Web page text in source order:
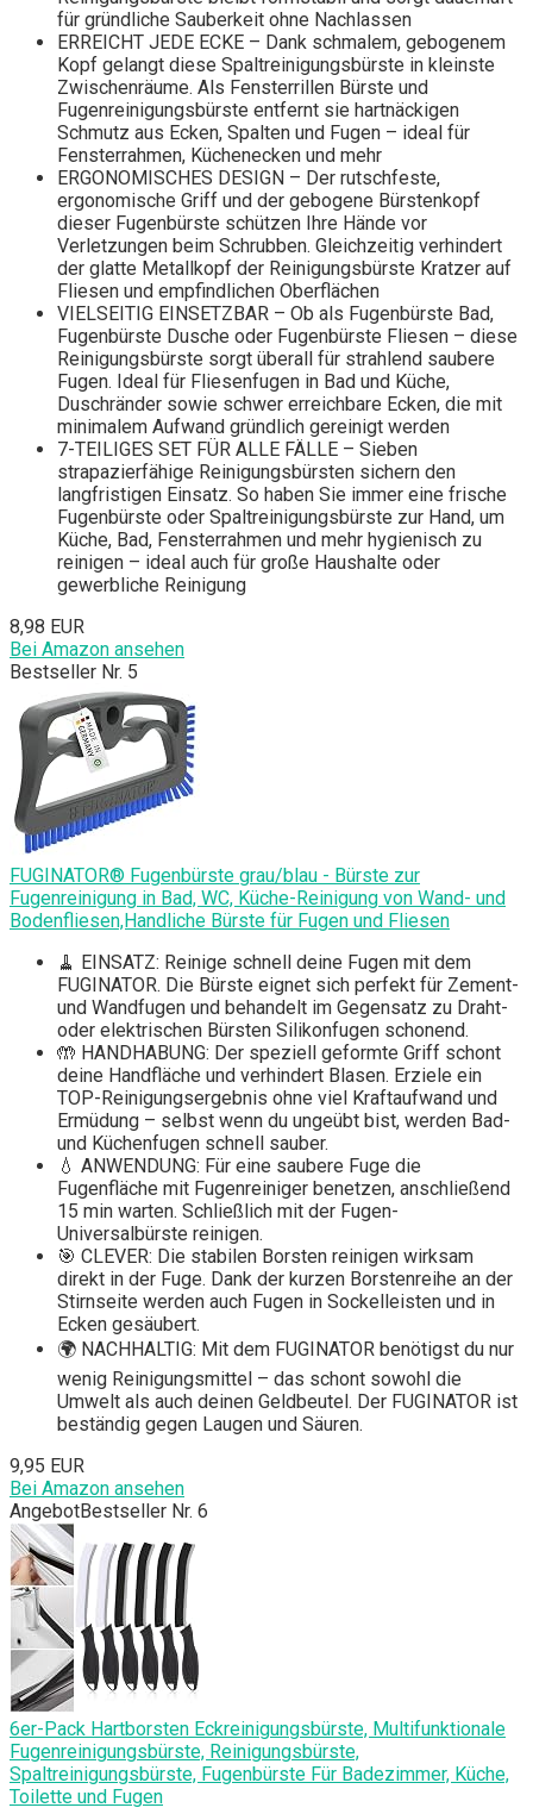
für gründliche Sauberkeit ohne Nachlassen
ERREICHT JEDE ECKE – Dank schmalem, gebogenem
Kopf gelangt diese Spaltreinigungsbürste in kleinste
Zwischenräume. Als Fensterrillen Bürste und
Fugenreinigungsbürste entfernt sie hartnäckigen
Schmutz aus Ecken, Spalten und Fugen – ideal für
Fensterrahmen, Küchenecken und mehr
ERGONOMISCHES DESIGN – Der rutschfeste,
ergonomische Griff und der gebogene Bürstenkopf
dieser Fugenbürste schützen Ihre Hände vor
Verletzungen beim Schrubben. Gleichzeitig verhindert
der glatte Metallkopf der Reinigungsbürste Kratzer auf
Fliesen und empfindlichen Oberflächen
VIELSEITIG EINSETZBAR – Ob als Fugenbürste Bad,
Fugenbürste Dusche oder Fugenbürste Fliesen – diese
Reinigungsbürste sorgt überall für strahlend saubere
Fugen. Ideal für Fliesenfugen in Bad und Küche,
Duschränder sowie schwer erreichbare Ecken, die mit
minimalem Aufwand gründlich gereinigt werden
7-TEILIGES SET FÜR ALLE FÄLLE – Sieben
strapazierfähige Reinigungsbürsten sichern den
langfristigen Einsatz. So haben Sie immer eine frische
Fugenbürste oder Spaltreinigungsbürste zur Hand, um
Küche, Bad, Fensterrahmen und mehr hygienisch zu
reinigen – ideal auch für große Haushalte oder
gewerbliche Reinigung
8,98 EUR
Bei Amazon ansehen
Bestseller Nr. 5
FUGINATOR® Fugenbürste grau/blau - Bürste zur
Fugenreinigung in Bad, WC, Küche-Reinigung von Wand- und
Bodenfliesen,Handliche Bürste für Fugen und Fliesen
🧹 EINSATZ: Reinige schnell deine Fugen mit dem
FUGINATOR. Die Bürste eignet sich perfekt für Zement-
und Wandfugen und behandelt im Gegensatz zu Draht-
oder elektrischen Bürsten Silikonfugen schonend.
🤲 HANDHABUNG: Der speziell geformte Griff schont
deine Handfläche und verhindert Blasen. Erziele ein
TOP-Reinigungsergebnis ohne viel Kraftaufwand und
Ermüdung – selbst wenn du ungeübt bist, werden Bad-
und Küchenfugen schnell sauber.
💧 ANWENDUNG: Für eine saubere Fuge die
Fugenfläche mit Fugenreiniger benetzen, anschließend
15 min warten. Schließlich mit der Fugen-
Universalbürste reinigen.
🎯 CLEVER: Die stabilen Borsten reinigen wirksam
direkt in der Fuge. Dank der kurzen Borstenreihe an der
Stirnseite werden auch Fugen in Sockelleisten und in
Ecken gesäubert.
🌍 NACHHALTIG: Mit dem FUGINATOR benötigst du nur
wenig Reinigungsmittel – das schont sowohl die
Umwelt als auch deinen Geldbeutel. Der FUGINATOR ist
beständig gegen Laugen und Säuren.
9,95 EUR
Bei Amazon ansehen
AngebotBestseller Nr. 6
6er-Pack Hartborsten Eckreinigungsbürste, Multifunktionale
Fugenreinigungsbürste, Reinigungsbürste,
Spaltreinigungsbürste, Fugenbürste Für Badezimmer, Küche,
Toilette und Fugen